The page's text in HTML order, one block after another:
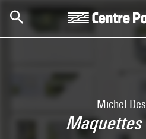
Skip to main content
Centre Pompidou
Michel